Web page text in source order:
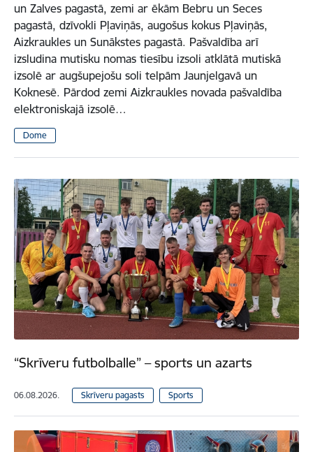
un Zalves pagastā, zemi ar ēkām Bebru un Seces
pagastā, dzīvokli Pļaviņās, augošus kokus Pļaviņās,
Aizkraukles un Sunākstes pagastā. Pašvaldība arī
izsludina mutisku nomas tiesību izsoli atklātā mutiskā
izsolē ar augšupejošu soli telpām Jaunjelgavā un
Koknesē. Pārdod zemi Aizkraukles novada pašvaldība
elektroniskajā izsolē…
Dome
“Skrīveru futbolballe” – sports un azarts
06.08.2026. Skrīveru pagasts Sports